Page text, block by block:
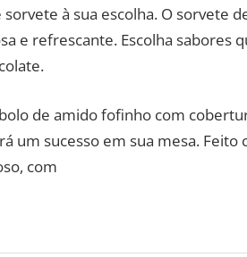
sorvete à sua escolha. O sorvete
e refrescante. Escolha sabores
de amido fofinho com
um sucesso em sua mesa.
com